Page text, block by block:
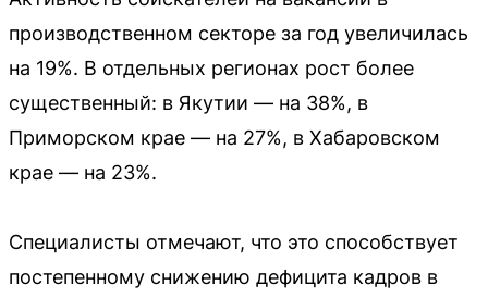
производственном секторе за год увеличилась
на 19%. В отдельных регионах рост более
существенный: в Якутии — на 38%, в
Приморском крае — на 27%, в Хабаровском
крае — на 23%.
Специалисты отмечают, что это способствует
постепенному снижению дефицита кадров в